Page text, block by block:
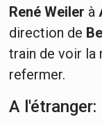
René Weiler à
direction de
train de voir la
refermer.
A l'étranger: